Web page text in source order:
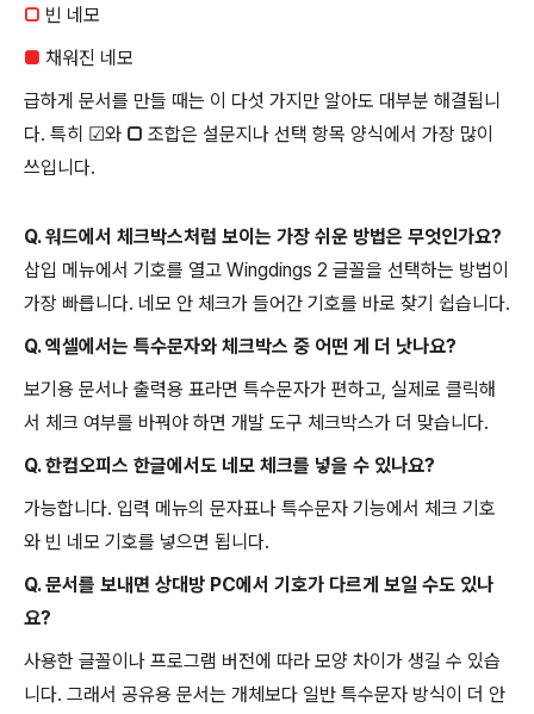
□ 빈 네모
■ 채워진 네모
급하게 문서를 만들 때는 이 다섯 가지만 알아도 대부분 해결됩니
다. 특히 ☑와 □ 조합은 설문지나 선택 항목 양식에서 가장 많이
쓰입니다.
Q. 워드에서 체크박스처럼 보이는 가장 쉬운 방법은 무엇인가요?
삽입 메뉴에서 기호를 열고 Wingdings 2 글꼴을 선택하는 방법이
가장 빠릅니다. 네모 안 체크가 들어간 기호를 바로 찾기 쉽습니다.
Q. 엑셀에서는 특수문자와 체크박스 중 어떤 게 더 낫나요?
보기용 문서나 출력용 표라면 특수문자가 편하고, 실제로 클릭해
서 체크 여부를 바꿔야 하면 개발 도구 체크박스가 더 맞습니다.
Q. 한컴오피스 한글에서도 네모 체크를 넣을 수 있나요?
가능합니다. 입력 메뉴의 문자표나 특수문자 기능에서 체크 기호
와 빈 네모 기호를 넣으면 됩니다.
Q. 문서를 보내면 상대방 PC에서 기호가 다르게 보일 수도 있나
요?
사용한 글꼴이나 프로그램 버전에 따라 모양 차이가 생길 수 있습
니다. 그래서 공유용 문서는 개체보다 일반 특수문자 방식이 더 안